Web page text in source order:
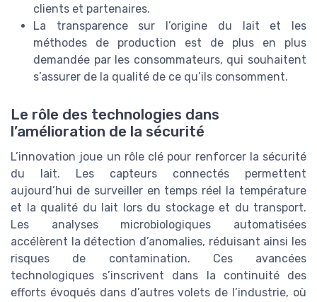
clients et partenaires.
La transparence sur l’origine du lait et les
méthodes de production est de plus en plus
demandée par les consommateurs, qui souhaitent
s’assurer de la qualité de ce qu’ils consomment.
Le rôle des technologies dans
l’amélioration de la sécurité
L’innovation joue un rôle clé pour renforcer la sécurité
du lait. Les capteurs connectés permettent
aujourd’hui de surveiller en temps réel la température
et la qualité du lait lors du stockage et du transport.
Les analyses microbiologiques automatisées
accélèrent la détection d’anomalies, réduisant ainsi les
risques de contamination. Ces avancées
technologiques s’inscrivent dans la continuité des
efforts évoqués dans d’autres volets de l’industrie, où